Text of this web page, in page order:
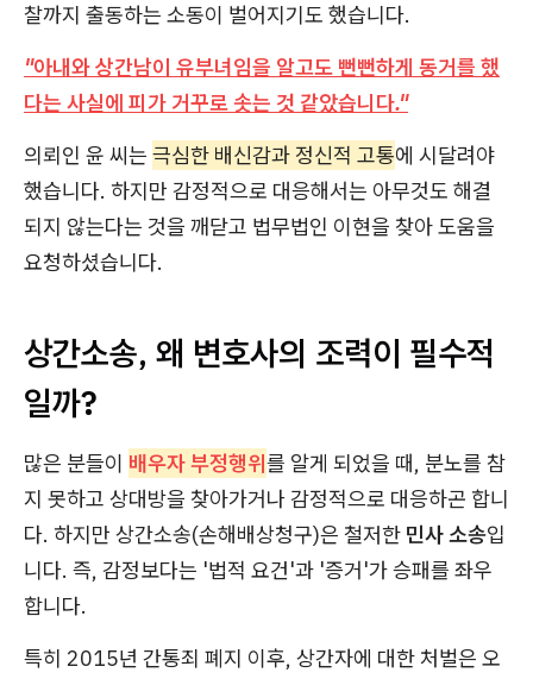
찰까지 출동하는 소동이 벌어지기도 했습니다.
"아내와 상간남이 유부녀임을 알고도 뻔뻔하게 동거를 했
다는 사실에 피가 거꾸로 솟는 것 같았습니다."
의뢰인 윤 씨는 극심한 배신감과 정신적 고통에 시달려야
했습니다. 하지만 감정적으로 대응해서는 아무것도 해결
되지 않는다는 것을 깨닫고 법무법인 이현을 찾아 도움을
요청하셨습니다.
상간소송, 왜 변호사의 조력이 필수적
일까?
많은 분들이 배우자 부정행위를 알게 되었을 때, 분노를 참
지 못하고 상대방을 찾아가거나 감정적으로 대응하곤 합니
다. 하지만 상간소송(손해배상청구)은 철저한 민사 소송입
니다. 즉, 감정보다는 '법적 요건'과 '증거'가 승패를 좌우
합니다.
특히 2015년 간통죄 폐지 이후, 상간자에 대한 처벌은 오